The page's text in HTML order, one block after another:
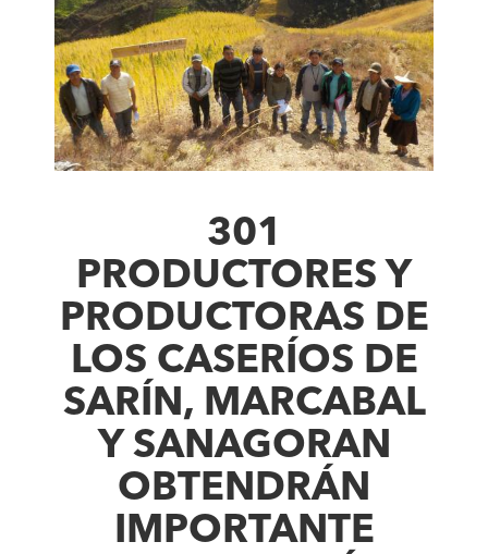
301
PRODUCTORES Y
PRODUCTORAS DE
LOS CASERÍOS DE
SARÍN, MARCABAL
Y SANAGORAN
OBTENDRÁN
IMPORTANTE